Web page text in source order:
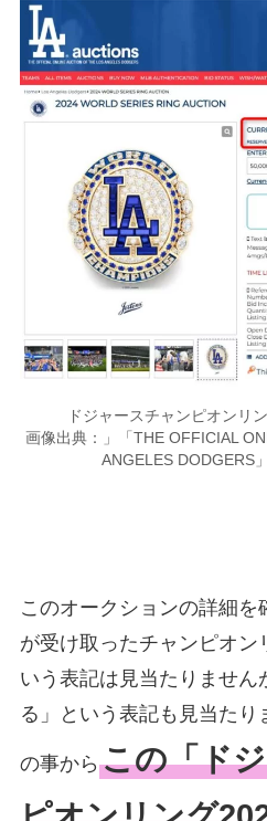
ドジャースチャンピオンリ
画像出典：」「THE OFFICIAL
ANGELES DODGERS
このオークションの詳細
が受け取ったチャンピオン
いう表記は見当たりません
る」という表記も見当た
の事から この「ド